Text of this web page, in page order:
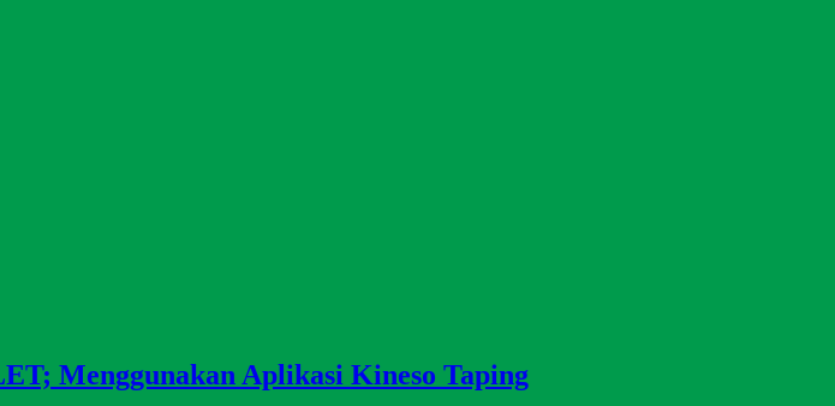
Menggunakan Aplikasi Kineso Taping